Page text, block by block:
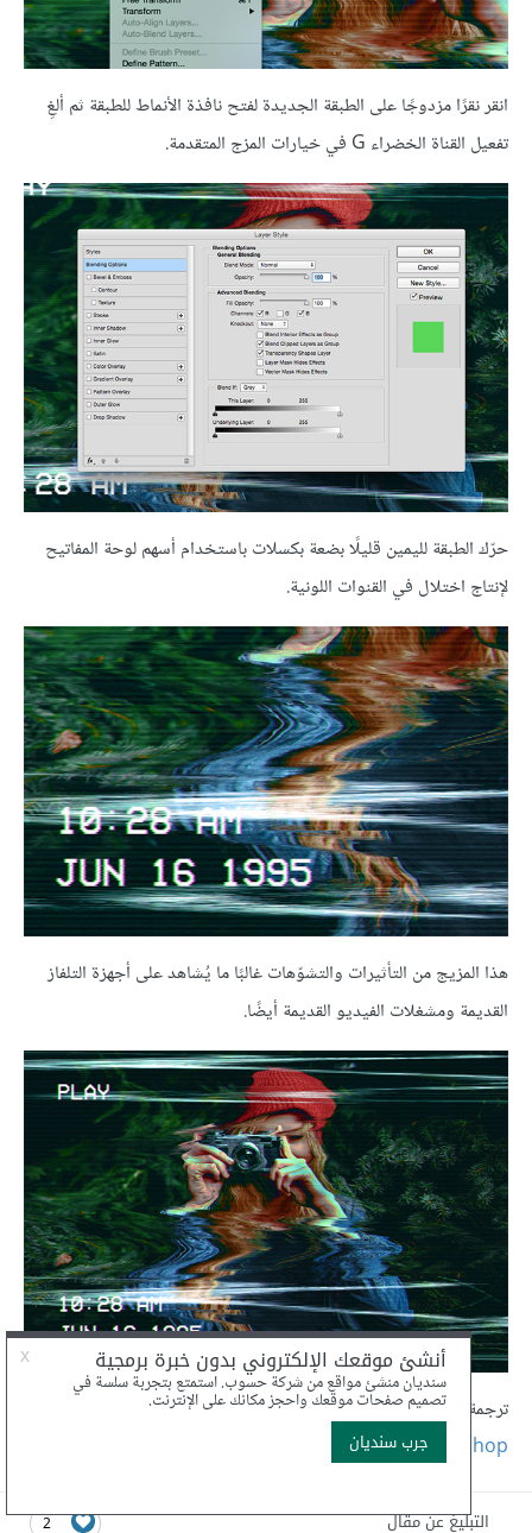
انقر نقرًا مزدوجًا على الطبقة الجديدة لفتح نافذة الأنماط للطبقة ثم ألغِ
تفعيل القناة الخضراء G في خيارات المزج المتقدمة.
حرّك الطبقة لليمين قليلًا بضعة بكسلات باستخدام أسهم لوحة المفاتيح
لإنتاج اختلال في القنوات اللونية.
هذا المزيج من التأثيرات والتشوّهات غالبًا ما يُشاهد على أجهزة التلفاز
القديمة ومشغلات الفيديو القديمة أيضًا.
ترجمة -وبتصرّف- للمقال:How To Create a Distorted VHS
Effect in Photoshop
2 التبليغ عن مقال